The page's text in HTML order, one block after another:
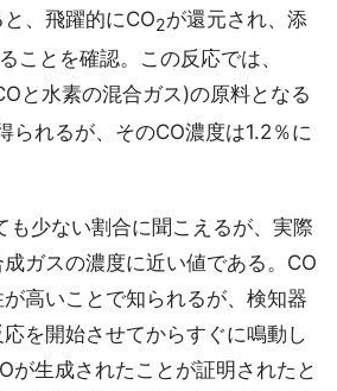
、飛躍的にCO2が還元され、添
ことを確認。この反応では、
と水素の混合ガス)の原料となる
られるが、そのCO濃度は1.2％に
も少ない割合に聞こえるが、実際
ガスの濃度に近い値である。CO
高いことで知られるが、検知器
を開始させてからすぐに鳴動し
が生成されたことが証明されたと